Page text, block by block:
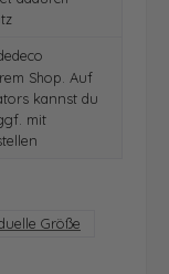
Shop. Auf
kannst du
mit
Größe